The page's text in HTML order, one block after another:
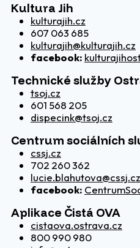
Kultura Jih
kulturajih.cz
607 063 685
kulturajih@kulturajih.cz
facebook:
Technické služby
tsoj.cz
601 568 205
dispecink@tsoj.cz
Centrum sociálních
cssj.cz
702 260 362
lucie.blahutova@cssj.cz
facebook:
Aplikace Čistá OVA
cistaova.ostrava.cz
800 990 980